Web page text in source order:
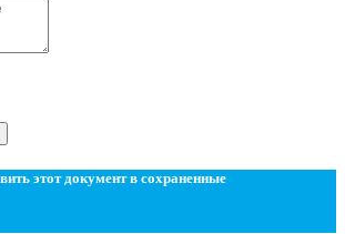
этот документ в сохраненные